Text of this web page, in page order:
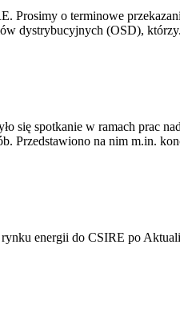
Prosimy o terminowe
dystrybucyjnych (OSD),
się spotkanie w ramach prac
Przedstawiono na nim m.in.
energii do CSIRE po